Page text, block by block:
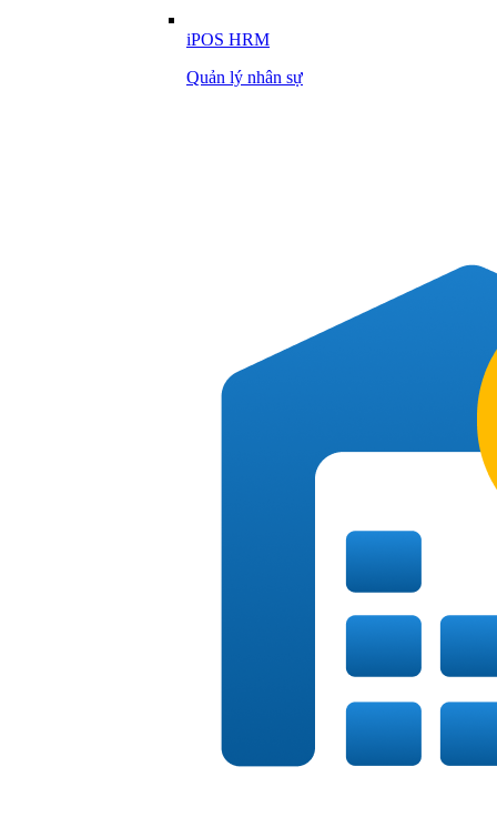
iPOS HRM
Quản lý nhân sự